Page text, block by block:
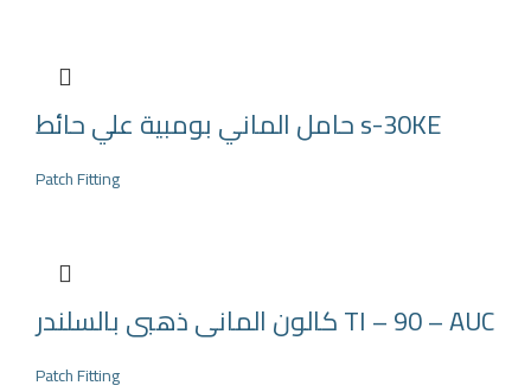
حامل الماني بومبية علي حائط s-30KE
Patch Fitting
كالون المانى ذهبى بالسلندر TI – 90 – AUC
Patch Fitting